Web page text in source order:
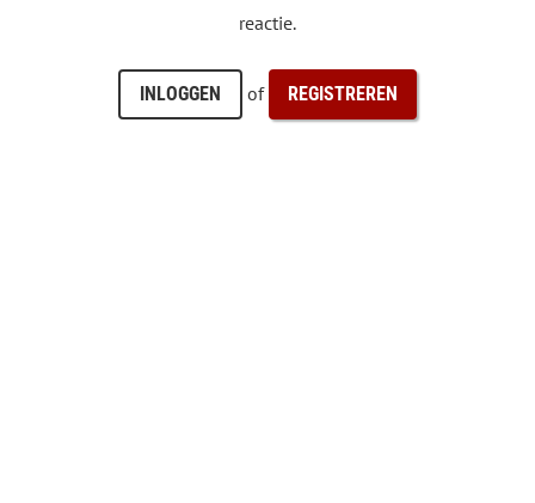
reactie.
INLOGGEN of REGISTREREN